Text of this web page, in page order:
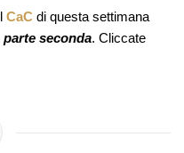
CaC di questa settimana
seconda. Cliccate